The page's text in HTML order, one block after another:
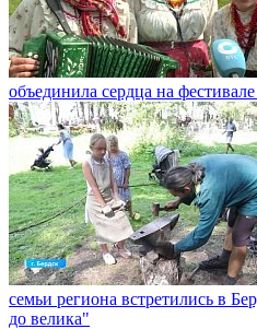
объединила сердца на
семьи региона встретились в
до велика"